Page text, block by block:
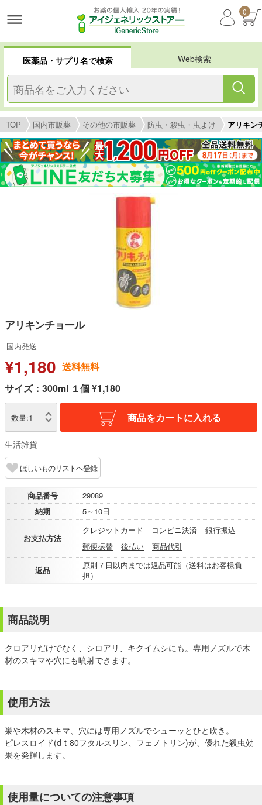
0
医薬品・サプリ名で検索 Web検索
TOP 国内市販薬 その他の市販薬 防虫・殺虫・虫よけ アリキン
アリキンチョール
国内発送
¥1,180 送料無料
サイズ：300ml １個 ¥1,180
数量:1 商品をカートに入れる
生活雑貨
ほしいものリストへ登録
商品番号
29089
納期
5～10日
お支払方法
クレジットカード コンビニ決済
銀行振込
郵便振替
後払い 商品代引
返品
原則７日以内までは返品可能（送料はお客様負
担）
商品説明
クロアリだけでなく、シロアリ、キクイムシにも。専用ノズルで木
材のスキマや穴にも噴射できます。
使用方法
巣や木材のスキマ、穴には専用ノズルでシューッとひと吹き。
ピレスロイド(d-t-80フタルスリン、フェノトリン)が、優れた殺虫効
果を発揮します。
使用量についての注意事項